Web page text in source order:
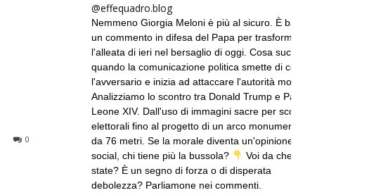
0
@effequadro.blog
Nemmeno Giorgia Meloni è più al sicuro. È bastato
un commento in difesa del Papa per trasformare
l'alleata di ieri nel bersaglio di oggi. Cosa succede
quando la comunicazione politica smette di colpire
l'avversario e inizia ad attaccare l'autorità morale?
Analizziamo lo scontro tra Donald Trump e Papa
Leone XIV. Dall'uso di immagini sacre per scopi
elettorali fino al progetto di un arco monumentale
da 76 metri. Se la morale diventa un'opinione
social, chi tiene più la bussola?
Voi da che parte
state? È un segno di forza o di disperata
debolezza? Parliamone nei commenti.